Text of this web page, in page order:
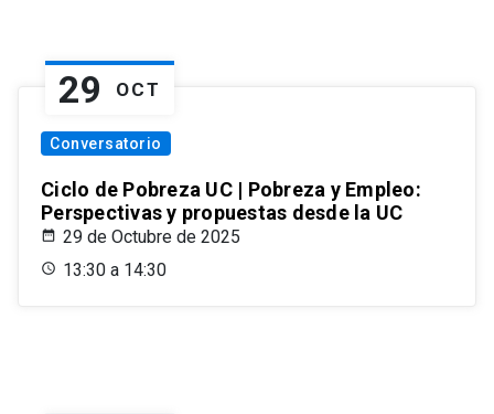
29 OCT
Conversatorio
Ciclo de Pobreza UC | Pobreza y Empleo:
Perspectivas y propuestas desde la UC
29 de Octubre de 2025
13:30 a 14:30